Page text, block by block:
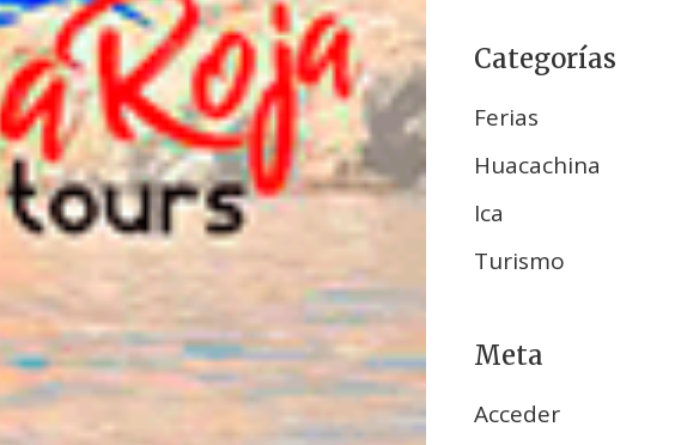
Categorías
Ferias
Huacachina
Ica
Turismo
Meta
Acceder